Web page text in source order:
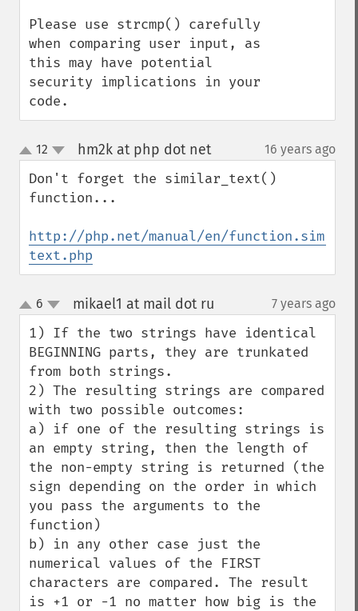
Please use strcmp() carefully
when comparing user input, as
this may have potential
security implications in your
code.
up
down
12 hm2k at php dot net¶ 16 years ago
Don't forget the similar_text()
function...
http://php.net/manual/en/
text.php
up
down
6 mikael1 at mail dot ru 7 years ago
1) If the two strings have identical
BEGINNING parts, they are trunkated
from both strings.
2) The resulting strings are compared
with two possible outcomes:
a) if one of the resulting strings is
an empty string, then the length of
the non-empty string is returned (the
sign depending on the order in which
you pass the arguments to the
function)
b) in any other case just the
numerical values of the FIRST
characters are compared. The result
is +1 or -1 no matter how big is the